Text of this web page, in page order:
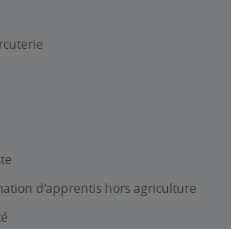
d’apprentis hors agriculture